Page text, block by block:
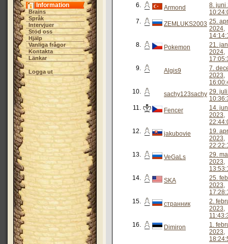
Information
Brains
Språk
Intervjuer
Stöd oss
Hjälp
Vanliga frågor
Kontakta
Länkar
Logga ut
6.
Armond
8. juni
7.
ZEMLUKS2003 25.
2024,
8.
Pokemon
21.
2024,
9.
Algis9
7.
2023,
10.
sachy123sachy 29.
11.
Fencer
14.
2023,
12.
jakubovie
19.
2023,
13.
VeGaLs
29.
2023,
14.
SKA
25.
2023,
15.
странник
2.
2023,
16.
Dimiron
1.
2023,